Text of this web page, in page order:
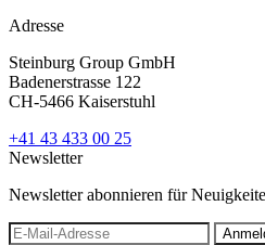
Adresse
Steinburg Group GmbH
Badenerstrasse 122
CH-5466 Kaiserstuhl
+41 43 433 00 25
Newsletter
Newsletter abonnieren für